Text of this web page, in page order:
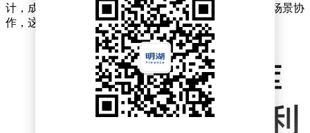
计，成为职场人士提升效率的新选择。从会议记录到跨场景协
作，这些设备通过技术融合重新定义了移动办公的边界。